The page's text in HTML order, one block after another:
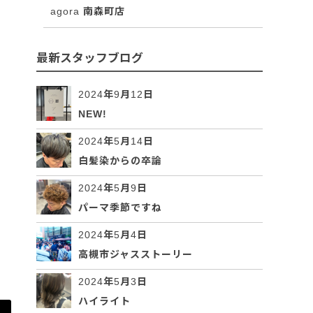
agora 南森町店
最新スタッフブログ
2024年9月12日
NEW!
2024年5月14日
白髪染からの卒論
2024年5月9日
パーマ季節ですね
2024年5月4日
高槻市ジャスストーリー
2024年5月3日
ハイライト